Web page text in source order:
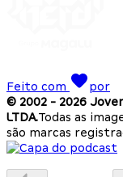
Feito com
por
© 2002 - 2026
LTDA.Todas as
são marcas